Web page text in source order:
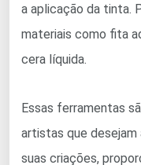
a aplicação da tinta.
materiais como fita
cera líquida.
Essas ferramentas
artistas que desejam
suas criações,